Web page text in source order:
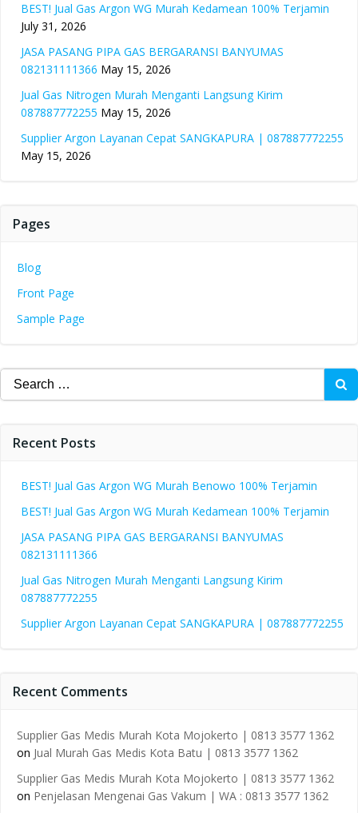
BEST! Jual Gas Argon WG Murah Kedamean 100% Terjamin
July 31, 2026
JASA PASANG PIPA GAS BERGARANSI BANYUMAS
082131111366 May 15, 2026
Jual Gas Nitrogen Murah Menganti Langsung Kirim
087887772255 May 15, 2026
Supplier Argon Layanan Cepat SANGKAPURA | 087887772255
May 15, 2026
Pages
Blog
Front Page
Sample Page
Search
for:
Recent Posts
BEST! Jual Gas Argon WG Murah Benowo 100% Terjamin
BEST! Jual Gas Argon WG Murah Kedamean 100% Terjamin
JASA PASANG PIPA GAS BERGARANSI BANYUMAS
082131111366
Jual Gas Nitrogen Murah Menganti Langsung Kirim
087887772255
Supplier Argon Layanan Cepat SANGKAPURA | 087887772255
Recent Comments
Supplier Gas Medis Murah Kota Mojokerto | 0813 3577 1362
on Jual Murah Gas Medis Kota Batu | 0813 3577 1362
Supplier Gas Medis Murah Kota Mojokerto | 0813 3577 1362
on Penjelasan Mengenai Gas Vakum | WA : 0813 3577 1362